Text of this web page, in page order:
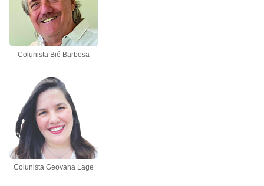
Colunista Bié Barbosa
Colunista Geovana Lage